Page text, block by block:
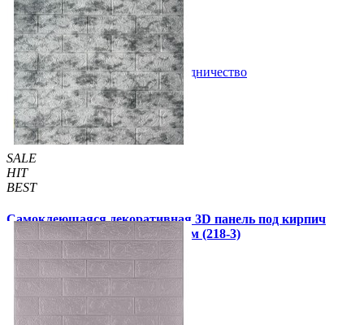
65 грн/шт 190 грн/шт
Купить В закладки Сотрудничество
SALE
HIT
BEST
Самоклеющаяся декоративная 3D панель под кирпич
серо-синий мрамор 700x770x3мм (218-3)
79 грн /шт 140 грн/шт